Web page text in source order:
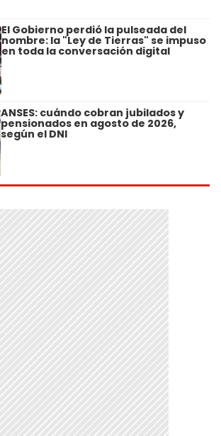
El Gobierno perdió la pulseada del
nombre: la "Ley de Tierras" se impuso
en toda la conversación digital
ANSES: cuándo cobran jubilados y
pensionados en agosto de 2026,
según el DNI